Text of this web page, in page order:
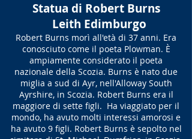
Statua di Robert Burns
Leith Edimburgo
Robert Burns morì all'età di 37 anni. Era
conosciuto come il poeta Plowman. È
ampiamente considerato il poeta
nazionale della Scozia. Burns è nato due
miglia a sud di Ayr, nell'Alloway South
Ayrshire, in Scozia. Robert Burns era il
maggiore di sette figli. Ha viaggiato per il
mondo, ha avuto molti interessi amorosi e
ha avuto 9 figli. Robert Burns è sepolto nel